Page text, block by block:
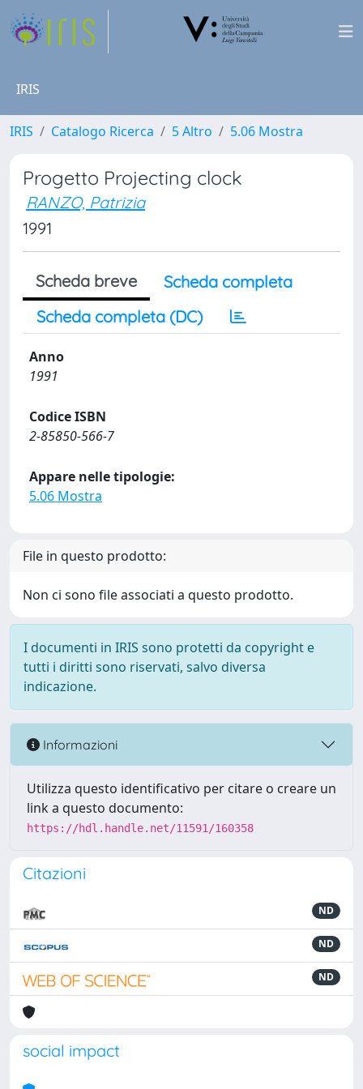
IRIS
IRIS Catalogo Ricerca 5 Altro 5.06 Mostra
Progetto Projecting clock
RANZO, Patrizia
1991
Scheda breve
Scheda completa
Scheda completa (DC)
Anno
1991
Codice ISBN
2-85850-566-7
Appare nelle tipologie:
5.06 Mostra
File in questo prodotto:
Non ci sono file associati a questo prodotto.
I documenti in IRIS sono protetti da copyright e
tutti i diritti sono riservati, salvo diversa
indicazione.
Informazioni
Utilizza questo identificativo per citare o creare un
link a questo documento:
https://hdl.handle.net/11591/160358
Citazioni
ND
ND
ND
social impact